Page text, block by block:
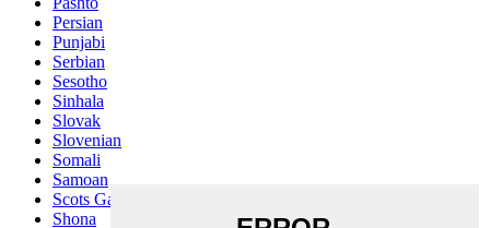
Persian
Punjabi
Serbian
Sesotho
Sinhala
Slovak
Slovenian
Somali
Samoan
Scots Gaelic
Shona